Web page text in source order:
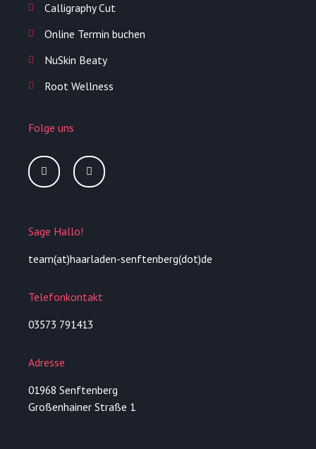
Calligraphy Cut
Online Termin buchen
NuSkin Beaty
Root Wellness
Folge uns
I
n
t
a
F
a
e
f
Sage Hallo!
team(at)haarladen-senftenberg(dot)de
Telefonkontakt
03573 791413
Adresse
01968 Senftenberg
Großenhainer Straße 1